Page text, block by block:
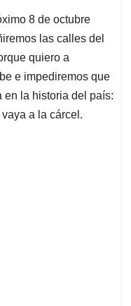
8 de octubre
las calles del
quiero a
e impediremos que
en la historia del país:
a la cárcel.